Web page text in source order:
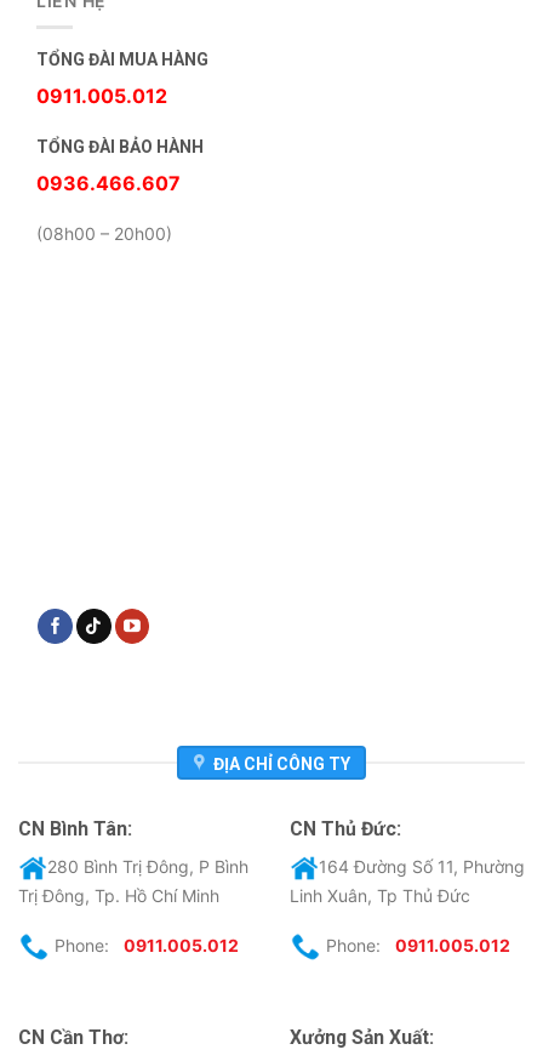
TỔNG ĐÀI MUA HÀNG
0911.005.012
TỔNG ĐÀI BẢO HÀNH
0936.466.607
(08h00 – 20h00)
ĐỊA CHỈ CÔNG TY
CN Bình Tân:
280 Bình Trị Đông, P Bình
Trị Đông, Tp. Hồ Chí Minh
Phone: 0911.005.012
CN Thủ Đức:
164 Đường Số 11, Phường
Linh Xuân, Tp Thủ Đức
Phone: 0911.005.012
CN Cần Thơ: Xưởng Sản Xuất: